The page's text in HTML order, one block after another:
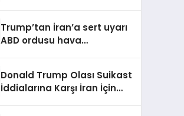
Trump’tan İran’a sert uyarı
ABD ordusu hava
Donald Trump Olası Suikast
İddialarına Karşı İran İçin